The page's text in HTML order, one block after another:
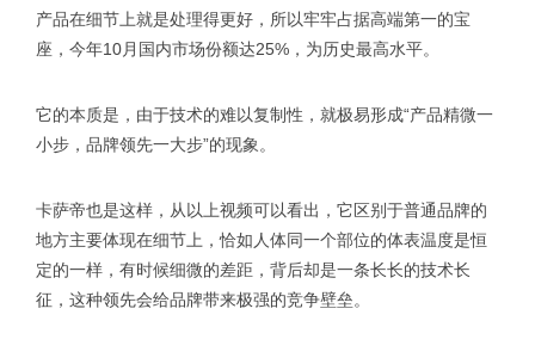
产品在细节上就是处理得更好，所以牢牢占据高端第一的宝
座，今年10月国内市场份额达25%，为历史最高水平。
它的本质是，由于技术的难以复制性，就极易形成“产品精微一
小步，品牌领先一大步”的现象。
卡萨帝也是这样，从以上视频可以看出，它区别于普通品牌的
地方主要体现在细节上，恰如人体同一个部位的体表温度是恒
定的一样，有时候细微的差距，背后却是一条长长的技术长
征，这种领先会给品牌带来极强的竞争壁垒。